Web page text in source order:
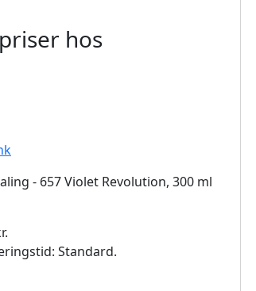
hos
- 657 Violet Revolution, 300 ml
Standard.